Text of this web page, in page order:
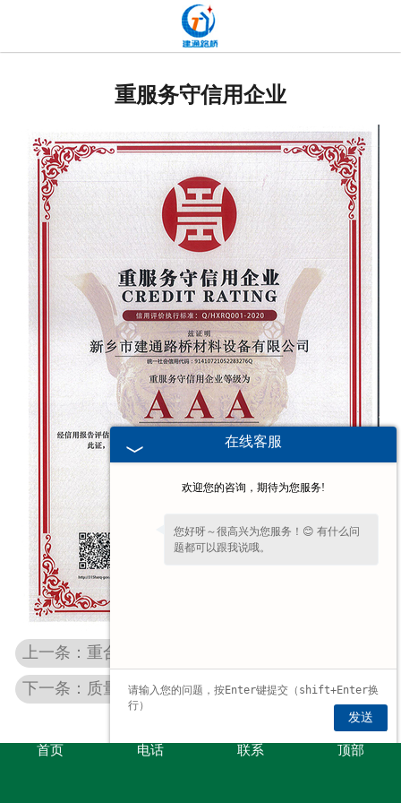
新闻中心
发货现场
工程案例
厂容厂貌
联系我们
重服务守信用企业
上一条：重合同守信用企业
下一条：质量服务诚信单位
首页 电话 联系 顶部
在线客服
欢迎您的咨询，期待为您服务!
您好呀～很高兴为您服务！😊 有什么问
题都可以跟我说哦。
发送